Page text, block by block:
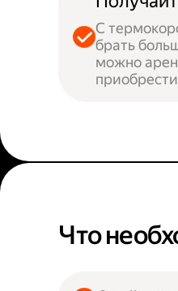
С
брать
можно
Что